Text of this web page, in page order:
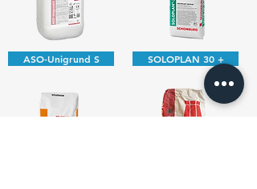
ASO-Unigrund S SOLOPLAN 30 +